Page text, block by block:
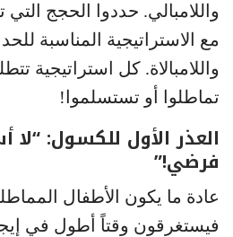
واللامبالي. حددوا الحجج
مع الاستراتيجية المناسبة
واللامبالاة. كل استراتيجية
تماطلوا أو تستسلموا!
العذر الأول للكسول: “لا
فرضي!”
عادة ما يكون الأطفال
فيستغرقون وقتاً أطول في